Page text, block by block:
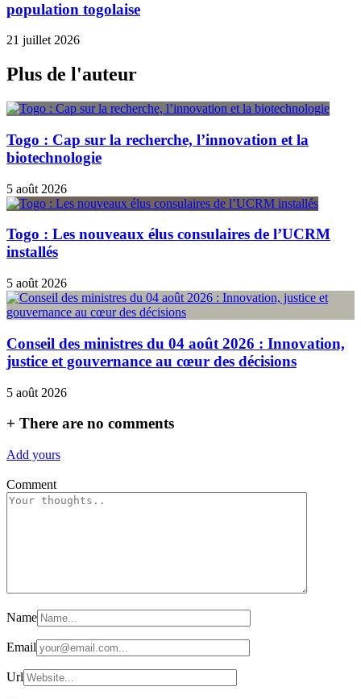
population togolaise
21 juillet 2026
Plus de l'auteur
Togo : Cap sur la recherche, l’innovation et la
biotechnologie
5 août 2026
Togo : Les nouveaux élus consulaires de l’UCRM
installés
5 août 2026
Conseil des ministres du 04 août 2026 : Innovation,
justice et gouvernance au cœur des décisions
5 août 2026
+ There are no comments
Add yours
Comment
Name
Email
Url